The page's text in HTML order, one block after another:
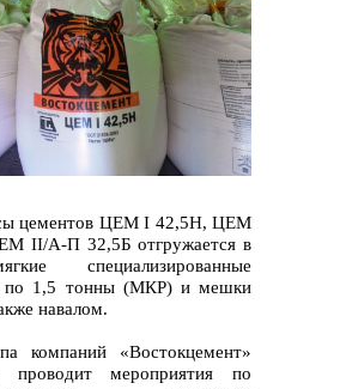
неликвидов
ЦЕМ I 42,5Н, ЦЕМ
II/A-П 32,5Б отгружается в
специализированные
по 1,5 тонны (МКР) и мешки
навалом.
компаний «Востокцемент»
проводит мероприятия по